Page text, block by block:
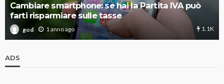
Cambiare smartphone: se hai la Partita IVA può
farti risparmiare sulle tasse
god 1 anno ago 1.1K
ADS